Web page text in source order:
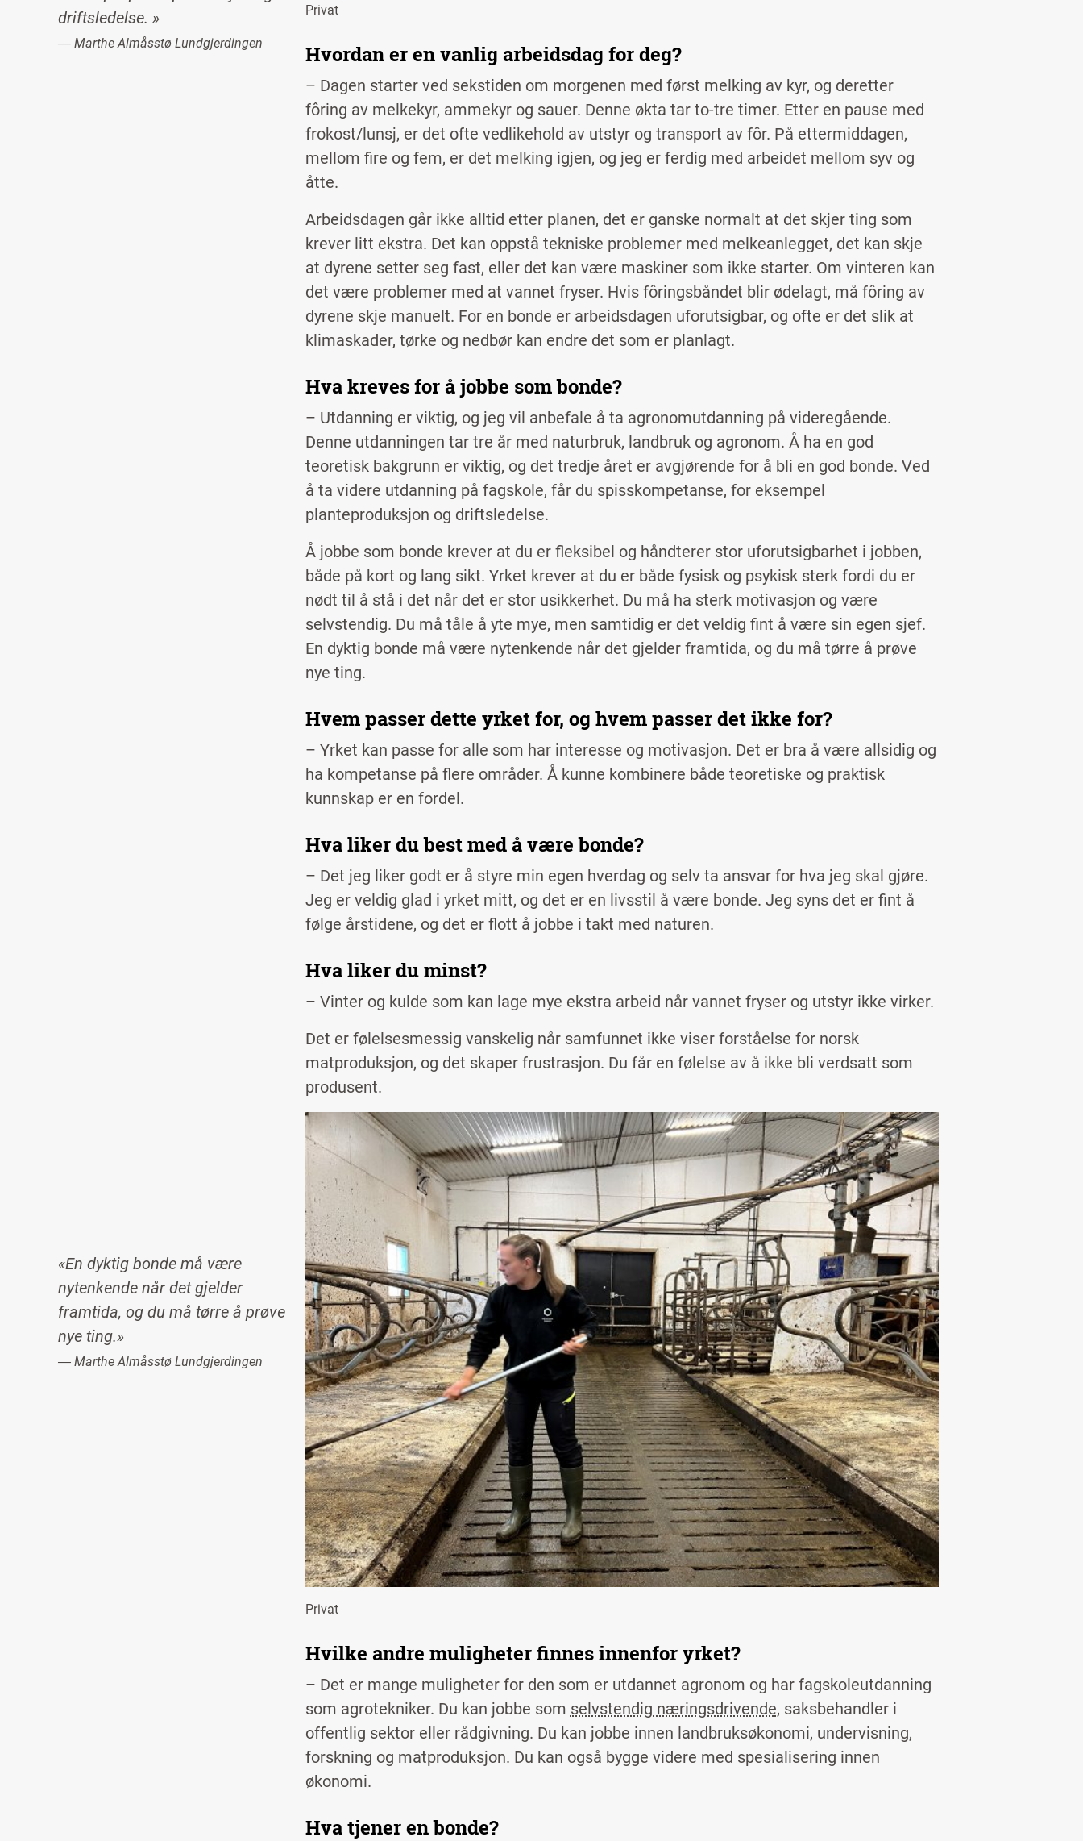
driftsledelse. »
― Marthe Almåsstø Lundgjerdingen
«En dyktig bonde må være
nytenkende når det gjelder
framtida, og du må tørre å prøve
nye ting.»
― Marthe Almåsstø Lundgjerdingen
Privat
Hvordan er en vanlig arbeidsdag for deg?
– Dagen starter ved sekstiden om morgenen med først melking av kyr, og deretter
fôring av melkekyr, ammekyr og sauer. Denne økta tar to-tre timer. Etter en pause med
frokost/lunsj, er det ofte vedlikehold av utstyr og transport av fôr. På ettermiddagen,
mellom fire og fem, er det melking igjen, og jeg er ferdig med arbeidet mellom syv og
åtte.
Arbeidsdagen går ikke alltid etter planen, det er ganske normalt at det skjer ting som
krever litt ekstra. Det kan oppstå tekniske problemer med melkeanlegget, det kan skje
at dyrene setter seg fast, eller det kan være maskiner som ikke starter. Om vinteren kan
det være problemer med at vannet fryser. Hvis fôringsbåndet blir ødelagt, må fôring av
dyrene skje manuelt. For en bonde er arbeidsdagen uforutsigbar, og ofte er det slik at
klimaskader, tørke og nedbør kan endre det som er planlagt.
Hva kreves for å jobbe som bonde?
– Utdanning er viktig, og jeg vil anbefale å ta agronomutdanning på videregående.
Denne utdanningen tar tre år med naturbruk, landbruk og agronom. Å ha en god
teoretisk bakgrunn er viktig, og det tredje året er avgjørende for å bli en god bonde. Ved
å ta videre utdanning på fagskole, får du spisskompetanse, for eksempel
planteproduksjon og driftsledelse.
Å jobbe som bonde krever at du er fleksibel og håndterer stor uforutsigbarhet i jobben,
både på kort og lang sikt. Yrket krever at du er både fysisk og psykisk sterk fordi du er
nødt til å stå i det når det er stor usikkerhet. Du må ha sterk motivasjon og være
selvstendig. Du må tåle å yte mye, men samtidig er det veldig fint å være sin egen sjef.
En dyktig bonde må være nytenkende når det gjelder framtida, og du må tørre å prøve
nye ting.
Hvem passer dette yrket for, og hvem passer det ikke for?
– Yrket kan passe for alle som har interesse og motivasjon. Det er bra å være allsidig og
ha kompetanse på flere områder. Å kunne kombinere både teoretiske og praktisk
kunnskap er en fordel.
Hva liker du best med å være bonde?
– Det jeg liker godt er å styre min egen hverdag og selv ta ansvar for hva jeg skal gjøre.
Jeg er veldig glad i yrket mitt, og det er en livsstil å være bonde. Jeg syns det er fint å
følge årstidene, og det er flott å jobbe i takt med naturen.
Hva liker du minst?
– Vinter og kulde som kan lage mye ekstra arbeid når vannet fryser og utstyr ikke virker.
Det er følelsesmessig vanskelig når samfunnet ikke viser forståelse for norsk
matproduksjon, og det skaper frustrasjon. Du får en følelse av å ikke bli verdsatt som
produsent.
Image
Privat
Hvilke andre muligheter finnes innenfor yrket?
– Det er mange muligheter for den som er utdannet agronom og har fagskoleutdanning
som agrotekniker. Du kan jobbe som selvstendig næringsdrivende, saksbehandler i
offentlig sektor eller rådgivning. Du kan jobbe innen landbruksøkonomi, undervisning,
forskning og matproduksjon. Du kan også bygge videre med spesialisering innen
økonomi.
Hva tjener en bonde?